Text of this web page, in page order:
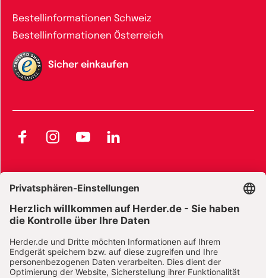
Bestellinformationen Schweiz
Bestellinformationen Österreich
Sicher einkaufen
FacebookInstagramYouTubeLinkedIn
Widerrufsbelehrung E-Books
Widerrufsbelehrung Zeitschriften Datenschutz
Datenschutz Social Media Barrierefreiheit
Vertrag widerrufen